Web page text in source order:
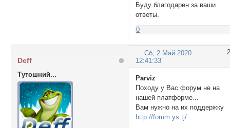
Буду благодарен за ваши
ответы.
0
2
Сб, 2 Май 2020
12:41:33
Deff
Тутошний...
Parviz
Походу у Вас форум не на
нашей платформе...
Вам нужно на их поддержку
http://forum.ys.tj/